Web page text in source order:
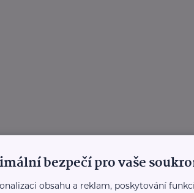
bezpečí pro vaše
obsahu a reklam, poskytování